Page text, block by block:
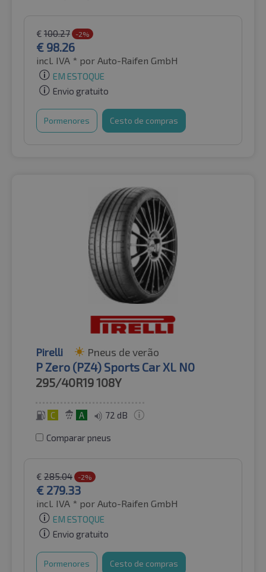
€ 100.27 -2%
€ 98.26
incl. IVA * por Auto-Raifen GmbH
EM ESTOQUE
Envio gratuito
Pormenores Cesto de compras
Pirelli Pneus de verão
P Zero (PZ4) Sports Car XL N0
295/40R19108Y
C A 72 dB
Comparar pneus
€ 285.04 -2%
€ 279.33
incl. IVA * por Auto-Raifen GmbH
EM ESTOQUE
Envio gratuito
Pormenores Cesto de compras